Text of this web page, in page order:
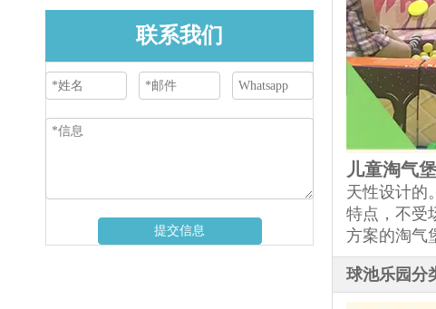
联系我们
提交信息
儿童淘气堡
天性设计的
特点，不受
方案的淘气
球池乐园分